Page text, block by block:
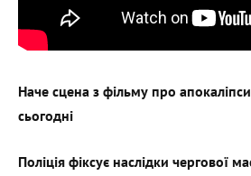
Наче сцена з фільму про
сьогодні
Поліція фіксує наслідки чергової